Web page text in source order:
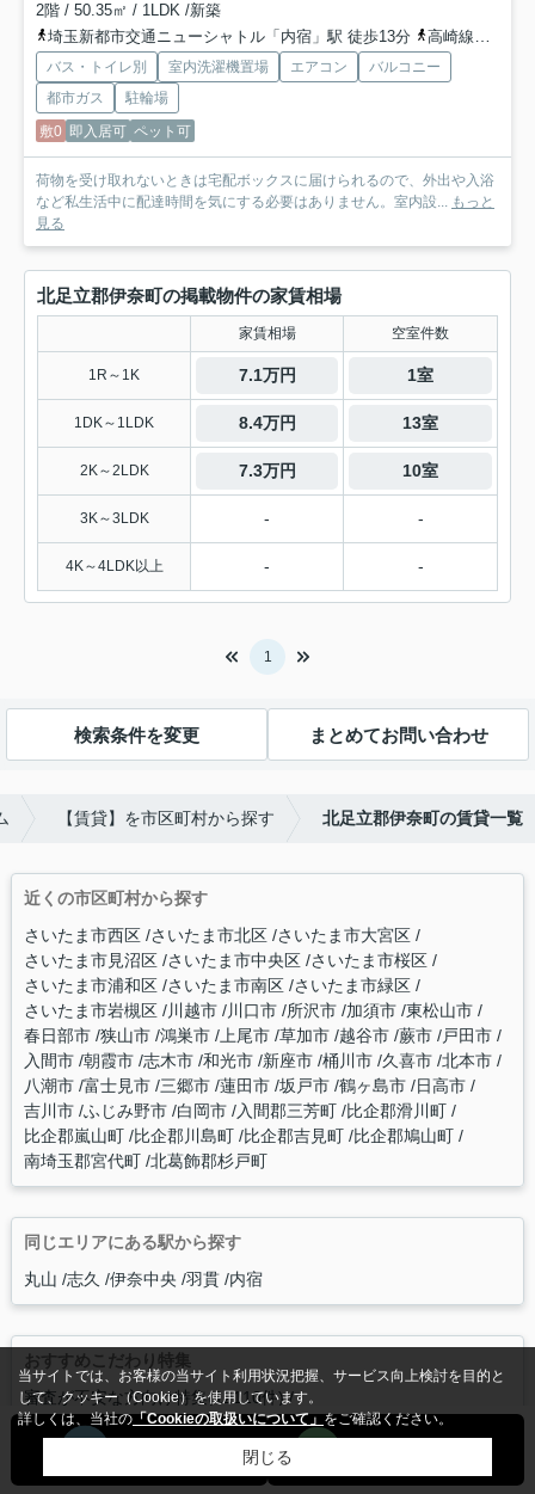
2階 / 50.35㎡ / 1LDK /新築
埼玉新都市交通ニューシャトル「内宿」駅 徒歩13分
高崎線「上尾」駅 バス19分 「六道」 停歩9分
バス・トイレ別 室内洗濯機置場 エアコン
バルコニー
都市ガス
駐輪場
敷0 即入居可 ペット可
荷物を受け取れないときは宅配ボックスに届けられるので、外出や入浴
など私生活中に配達時間を気にする必要はありません。室内設... もっと
見る
北足立郡伊奈町の掲載物件の家賃相場
家賃相場 空室件数
1R～1K 7.1万円 1室
1DK～1LDK 8.4万円 13室
2K～2LDK 7.3万円 10室
3K～3LDK - -
4K～4LDK以上 - -
1
検索条件を変更 まとめてお問い合わせ
【賃貸】を市区町村から探す 北足立郡伊奈町の賃貸一覧
近くの市区町村から探す
さいたま市西区 さいたま市北区 さいたま市大宮区
さいたま市見沼区 さいたま市中央区 さいたま市桜区
さいたま市浦和区 さいたま市南区 さいたま市緑区
さいたま市岩槻区 川越市 川口市 所沢市 加須市 東松山市
春日部市 狭山市 鴻巣市 上尾市 草加市 越谷市 蕨市 戸田市
入間市 朝霞市 志木市 和光市 新座市 桶川市 久喜市 北本市
八潮市 富士見市 三郷市 蓮田市 坂戸市 鶴ヶ島市 日高市
吉川市 ふじみ野市 白岡市 入間郡三芳町 比企郡滑川町
比企郡嵐山町 比企郡川島町 比企郡吉見町 比企郡鳩山町
南埼玉郡宮代町 北葛飾郡杉戸町
同じエリアにある駅から探す
丸山 志久 伊奈中央 羽貫 内宿
おすすめこだわり特集
審査が不安な方向け特集(12110件)
青春ど真ん中世代特集(8114件) １人暮らし(8114件)
頑張る女性を応援特集(7876件)
駅近(6314件)
料理好きな方向け特集(6104件)
当サイトでは、お客様の当サイト利用状況把握、サービス向上検討を目的と
して、クッキー（Cookie）を使用しています。
詳しくは、当社の「Cookieの取扱いについて」をご確認ください。
閉じる